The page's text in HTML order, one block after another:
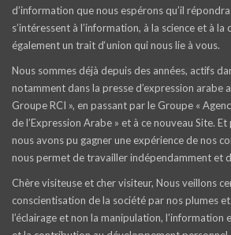
d’information que nous espérons qu’il
s’intéressent à l’information, à la science et à la
également un trait d‘union qui nous lie à vous.
Nous sommes déjà depuis des années, actifs
notamment dans la presse d’expression arabe
Groupe RCI », en passant par le Groupe «
de l’Expression Arabe » et à ce nouveau Site.
nous avons pu gagner une expérience de nos
nous permet de travailler indépendamment et
Chère visiteuse et cher visiteur, Nous veillons
conscientisation de la société par nos plumes
l’éclairage et non la manipulation, l’information